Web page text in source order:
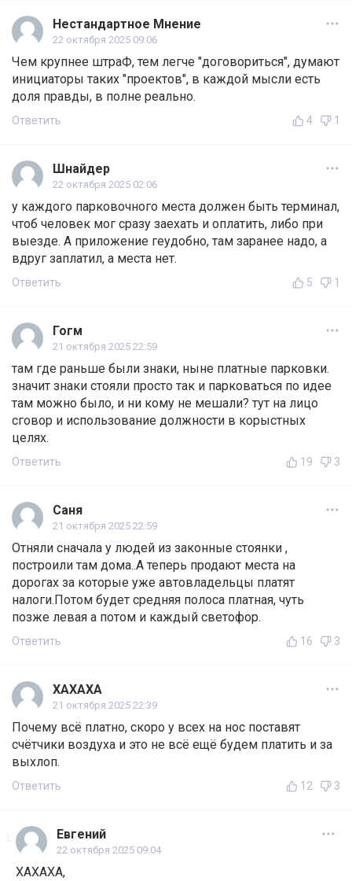
Нестандартное Мнение
22 октября 2025 09:06
Чем крупнее штраФ, тем легче "договориться", думают
инициаторы таких "проектов", в каждой мысли есть
доля правды, в полне реально.
Ответить 4 1
Шнайдер
22 октября 2025 02:06
у каждого парковочного места должен быть терминал,
чтоб человек мог сразу заехать и оплатить, либо при
выезде. А приложение геудобно, там заранее надо, а
вдруг заплатил, а места нет.
Ответить 5 1
Гогм
21 октября 2025 22:59
там где раньше были знаки, ныне платные парковки.
значит знаки стояли просто так и парковаться по идее
там можно было, и ни кому не мешали? тут на лицо
сговор и использование должности в корыстных
целях.
Ответить 19 3
Саня
21 октября 2025 22:59
Отняли сначала у людей из законные стоянки ,
построили там дома..А теперь продают места на
дорогах за которые уже автовладельцы платят
налоги.Потом будет средняя полоса платная, чуть
позже левая а потом и каждый светофор.
Ответить 16 3
ХАХАХА
21 октября 2025 22:39
Почему всё платно, скоро у всех на нос поставят
счётчики воздуха и это не всё ещё будем платить и за
выхлоп.
Ответить 12 3
Евгений
22 октября 2025 09:04
ХАХАХА,